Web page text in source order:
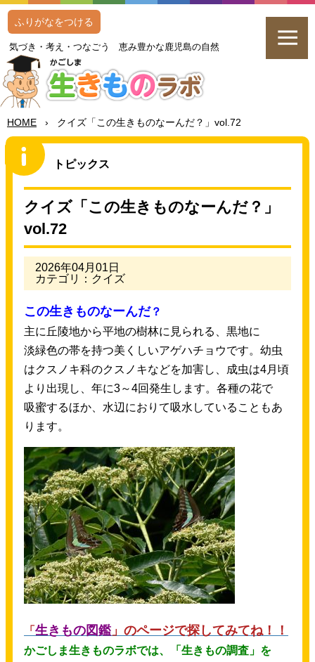
気づき・考え・つなごう恵み豊かな鹿児島の自然
ふりがなをつける
HOME › クイズ「この生きものなーんだ？」vol.72
トピックス
クイズ「この生きものなーんだ？」
vol.72
2026年04月01日
カテゴリ：クイズ
この生きものなーんだ？
主に 丘陵地から平地の樹林に 見られる、 黒地に
淡緑色の帯を持つ美 くしいアゲハチョウです。 幼虫
はクスノキ科のクスノキなどを加害し、 成虫は4月 頃
より 出現 し、 年に3～4回発生 します。 各種の花で
吸蜜するほか、 水辺 におりて吸水 していることもあ
ります。
「 生きもの図鑑 」のページで探 してみてね！！
かごしま生きものラボでは、「 生きもの調査 」を